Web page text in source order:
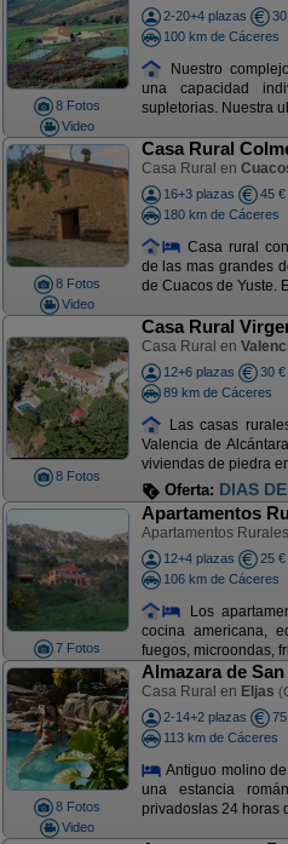
8 Fotos
Video
2-20+4 plazas
100 km de Cáceres
Nuestro
una capacidad
supletorias. Nuestra
8 Fotos
Video
Casa Rural
Casa Rural en
16+3 plazas
45 €
180 km de Cáceres
Casa rural
de las mas grandes
de Cuacos de Yuste.
8 Fotos
Casa Rural
Casa Rural en
12+6 plazas
30 €
89 km de Cáceres
Las casas
Valencia de
viviendas de piedra
Oferta: DIAS
7 Fotos
Apartamentos
Apartamentos
12+4 plazas
25 €
106 km de Cáceres
Los
cocina americana,
fuegos, microondas,
8 Fotos
Video
Almazara de
Casa Rural en Eljas
2-14+2 plazas
113 km de Cáceres
Antiguo molino
una estancia
privadoslas 24 horas